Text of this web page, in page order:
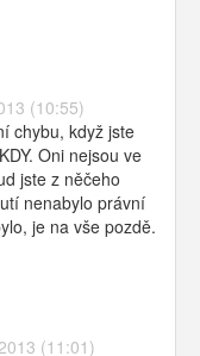
(10:55)
chybu, když jste
Oni nejsou ve
jste z něčeho
nenabylo právní
je na vše pozdě.
(11:01)